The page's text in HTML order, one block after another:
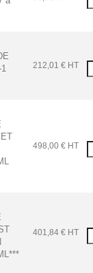
212,01 € HT
498,00 € HT
401,84 € HT